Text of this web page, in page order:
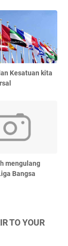
Kesatuan kita
mengulang
Bangsa
TO YOUR